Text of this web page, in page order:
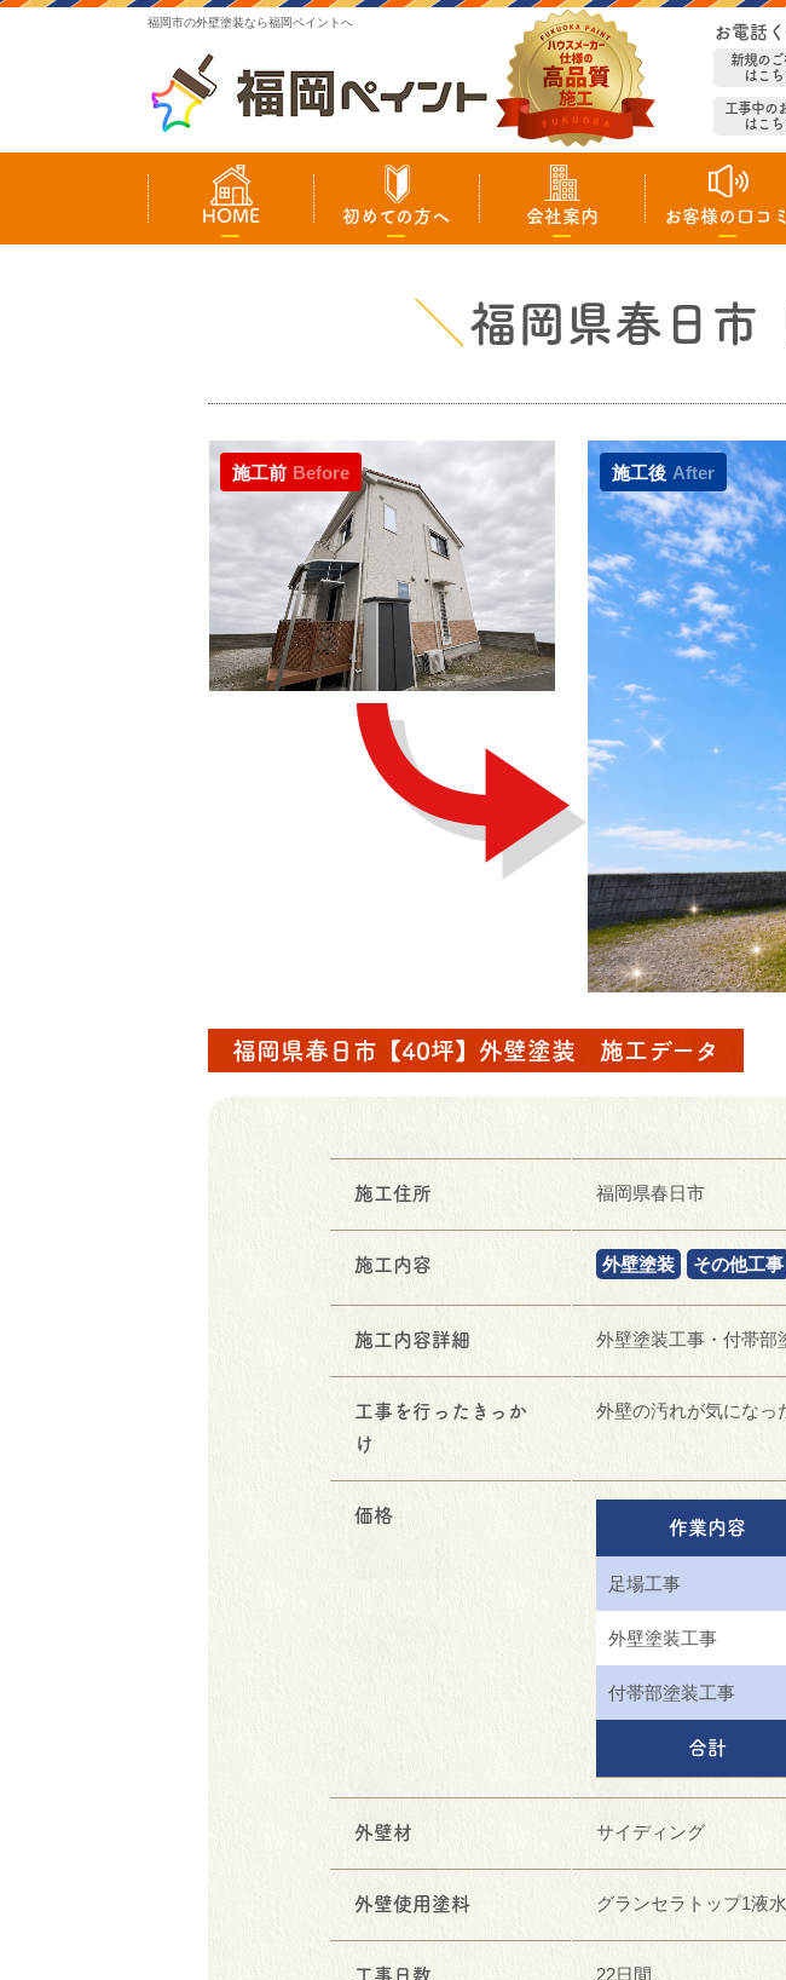
福岡市の外壁塗装なら福岡ペイントへ お電話
新規の
はこち
工事中の
はこち
HOME 初めての方へ 会社案内 お客様の口コミ
福岡県春日市
施工後 After
施工前 Before
福岡県春日市【40坪】外壁塗装 施工データ
施工住所 福岡県春日市
施工内容 外壁塗装 その他工事
施工内容詳細 外壁塗装工事・付帯部
工事を行ったきっか
け
外壁の汚れが気になっ
価格
作業内容
足場工事
外壁塗装工事
付帯部塗装工事
合計
外壁材 サイディング
外壁使用塗料 グランセラトップ1液
工事日数 22日間